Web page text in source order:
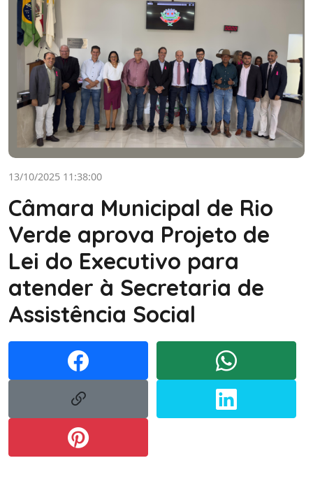
13/10/2025 11:38:00
Câmara Municipal de Rio
Verde aprova Projeto de
Lei do Executivo para
atender à Secretaria de
Assistência Social